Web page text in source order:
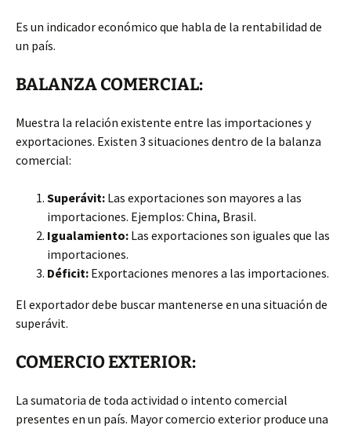
Es un indicador económico que habla de la rentabilidad de
un país.
BALANZA COMERCIAL:
Muestra la relación existente entre las importaciones y
exportaciones. Existen 3 situaciones dentro de la balanza
comercial:
Superávit: Las exportaciones son mayores a las
importaciones. Ejemplos: China, Brasil.
Igualamiento: Las exportaciones son iguales que las
importaciones.
Déficit: Exportaciones menores a las importaciones.
El exportador debe buscar mantenerse en una situación de
superávit.
COMERCIO EXTERIOR:
La sumatoria de toda actividad o intento comercial
presentes en un país. Mayor comercio exterior produce una